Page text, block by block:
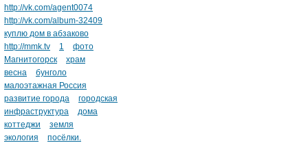
http://vk.com/agent0074
http://vk.com/album-32409
куплю дом в абзаково
http://mmk.tv
1
фото
Магнитогорск
храм
весна
бунголо
малоэтажная Россия
развитие города
городская
инфраструктура
дома
коттеджи
земля
экология
посёлки.